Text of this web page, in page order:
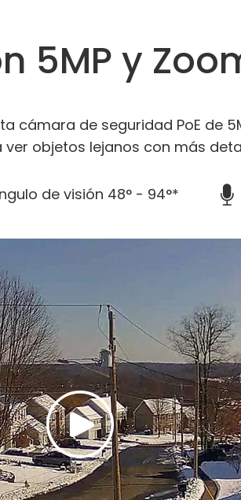
5MP y
de seguridad PoE de
objetos lejanos con más
de visión 48° - 94°*